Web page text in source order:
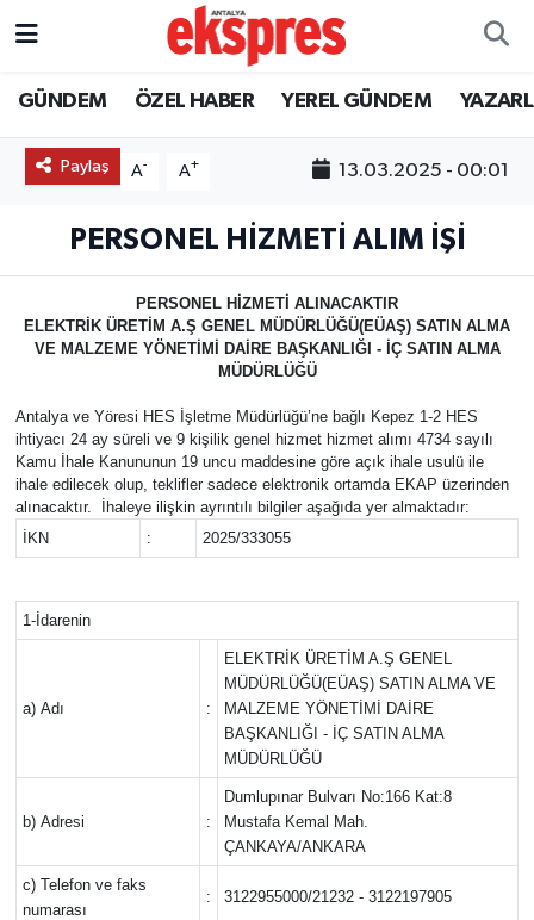
GÜNDEM ÖZEL HABER YEREL GÜNDEM
Paylaş A- A+ 13.03.2025 - 00:01
PERSONEL HİZMETİ ALIM İŞİ
PERSONEL HİZMETİ ALINACAKTIR
ELEKTRİK ÜRETİM A.Ş GENEL MÜDÜRLÜĞÜ(EÜAŞ) SATIN ALMA
VE MALZEME YÖNETİMİ DAİRE BAŞKANLIĞI - İÇ SATIN ALMA
MÜDÜRLÜĞÜ
Antalya ve Yöresi HES İşletme Müdürlüğü’ne bağlı Kepez 1-2 HES
ihtiyacı 24 ay süreli ve 9 kişilik genel hizmet hizmet alımı 4734 sayılı
Kamu İhale Kanununun 19 uncu maddesine göre açık ihale usulü ile
ihale edilecek olup, teklifler sadece elektronik ortamda EKAP üzerinden
alınacaktır. İhaleye ilişkin ayrıntılı bilgiler aşağıda yer almaktadır:
İKN
: 2025/333055
1-İdarenin
a) Adı :
ELEKTRİK ÜRETİM A.Ş GENEL
MÜDÜRLÜĞÜ(EÜAŞ) SATIN ALMA VE
MALZEME YÖNETİMİ DAİRE
BAŞKANLIĞI - İÇ SATIN ALMA
MÜDÜRLÜĞÜ
b) Adresi :
Dumlupınar Bulvarı No:166 Kat:8
Mustafa Kemal Mah.
ÇANKAYA/ANKARA
c) Telefon ve faks
numarası
: 3122955000/21232 - 3122197905
ÖZEL HABER
GÜNDEM
EKONOMİ
KÜLTÜR - SANAT
SİYASET
SAĞLIK
EĞİTİM
VİDEO HABERLER
YAZARLAR
Nöbetçi Eczaneler
Hava Durumu
Süper Lig Puan Durumu ve Fikstür
Tüm Manşetler
Haber Arşivi